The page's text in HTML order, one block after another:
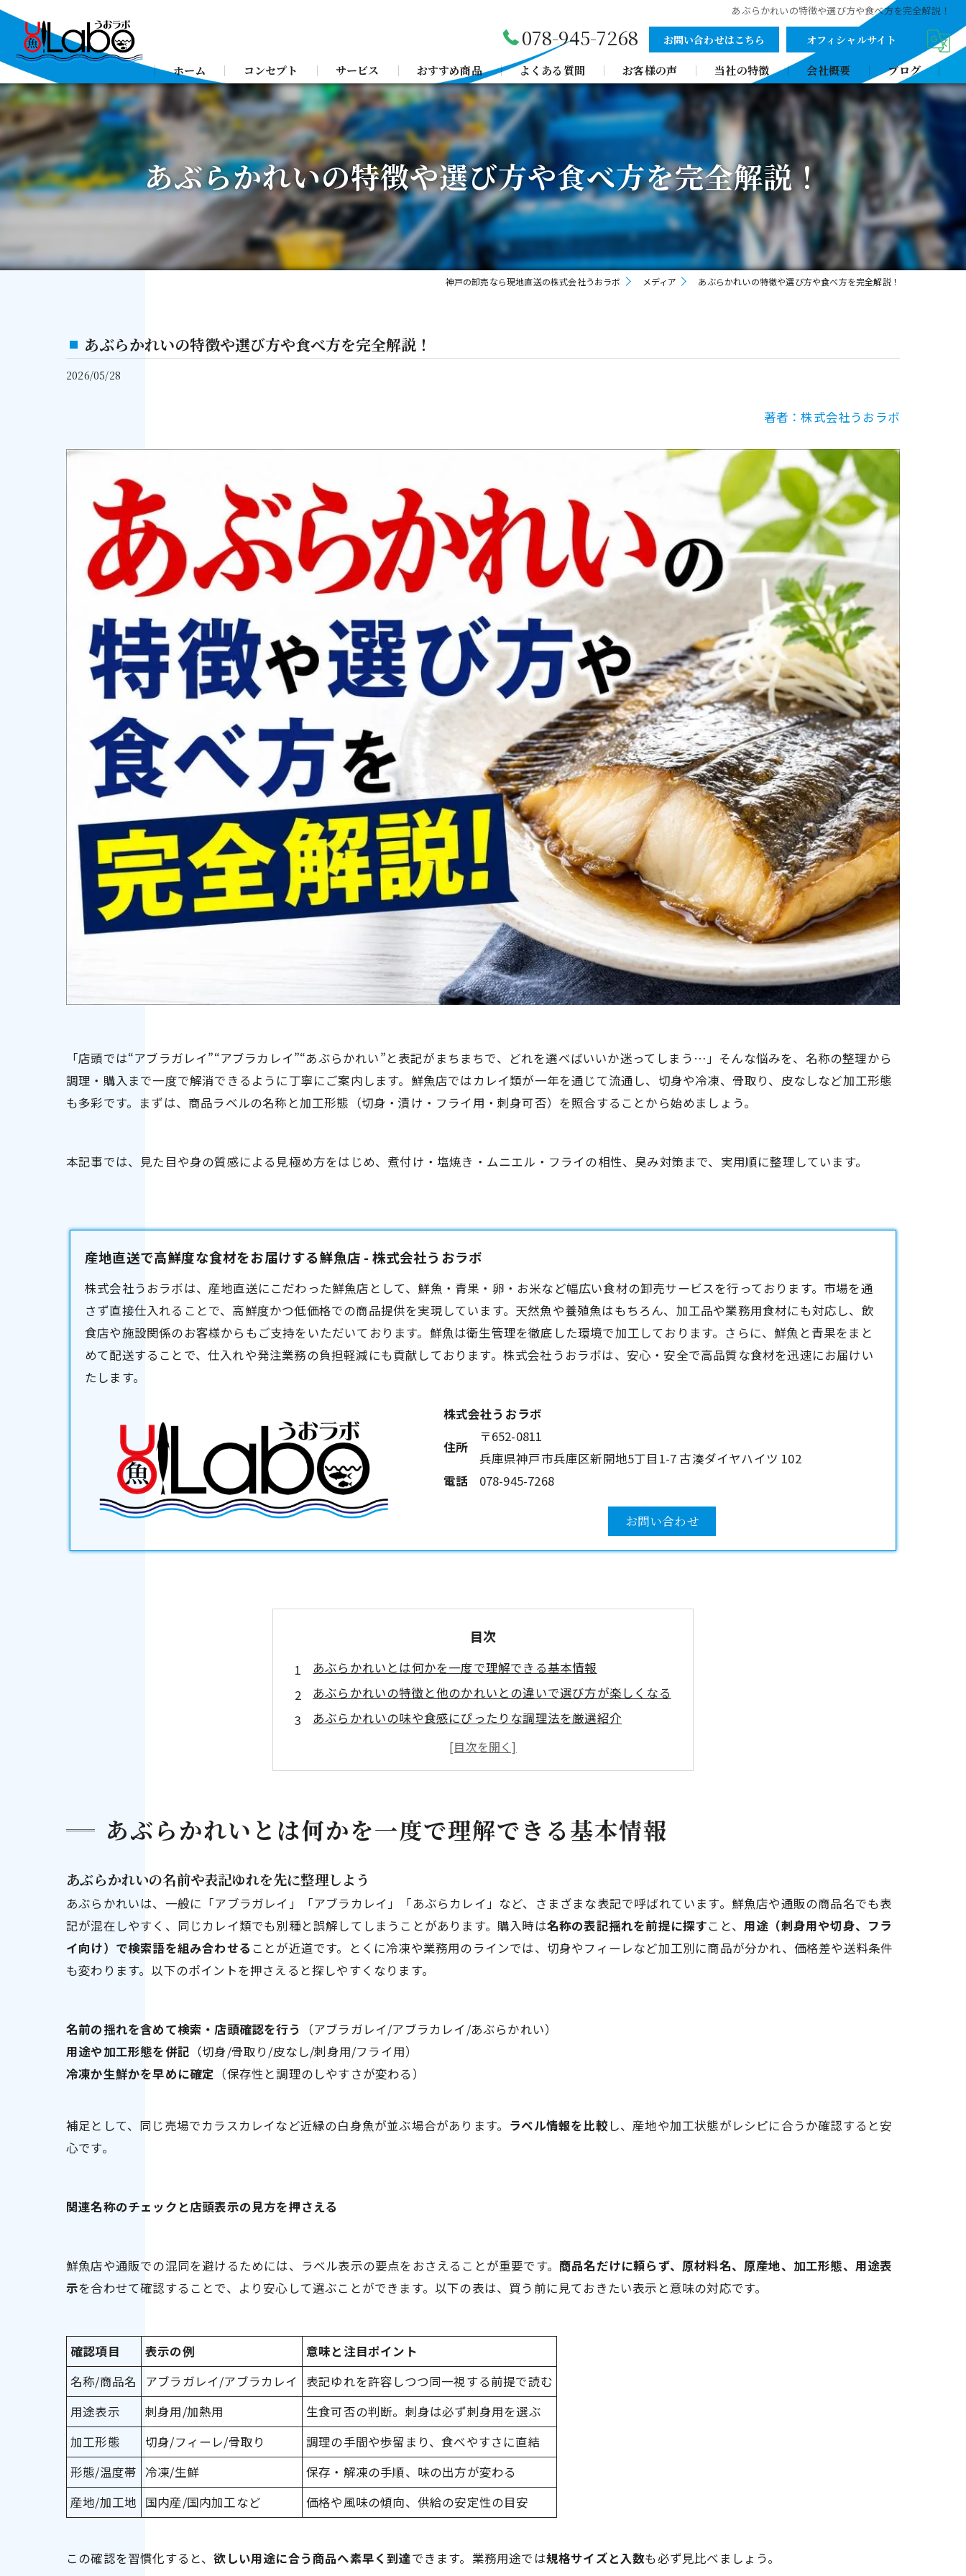
あぶらかれいの特徴や選び方や食べ方を完全解説！
078-945-7268 お問い合わせはこちら オフィシャルサイト
ホーム コンセプト サービス おすすめ商品 よくある質問 お客様の声 当社の特徴
魚
野菜
寿司屋
飲食店
施設
会社概要 ブログ
あぶらかれいの特徴や選び方や食べ方を完全解説！
神戸の卸売なら現地直送の株式会社うおラボ メディア あぶらかれいの特徴や選び方や食べ方を完全解説！
あぶらかれいの特徴や選び方や食べ方を完全解説！
2026/05/28
著者：株式会社うおラボ
「店頭では“アブラガレイ”“アブラカレイ”“あぶらかれい”と表記がまちまちで、どれを選べばいいか迷ってしまう…」そんな悩みを、名称の整理から
調理・購入まで一度で解消できるように丁寧にご案内します。鮮魚店ではカレイ類が一年を通じて流通し、切身や冷凍、骨取り、皮なしなど加工形態
も多彩です。まずは、商品ラベルの名称と加工形態（切身・漬け・フライ用・刺身可否）を照合することから始めましょう。
本記事では、見た目や身の質感による見極め方をはじめ、煮付け・塩焼き・ムニエル・フライの相性、臭み対策まで、実用順に整理しています。
産地直送で高鮮度な食材をお届けする鮮魚店 - 株式会社うおラボ
株式会社うおラボは、産地直送にこだわった鮮魚店 として、鮮魚・青果・卵・お米など幅広い食材の卸売サービスを行っております。市場を通
さず直接仕入れることで、高鮮度かつ低価格での商品提供を実現しています。天然魚や養殖魚はもちろん、加工品や業務用食材にも対応し、飲
食店や施設関係のお客様からもご支持をいただいております。鮮魚は衛生管理を徹底した環境で加工しております。さらに、鮮魚と青果をまと
めて配送することで、仕入れや発注業務の負担軽減にも貢献しております。株式会社うおラボは、安心・安全で高品質な食材を迅速にお届けい
たします。
株式会社うおラボ
住所
〒652-0811
兵庫県神戸市兵庫区新開地5丁目1-7 古湊ダイヤハイツ 102
電話
078-945-7268
お問い合わせ
目次
あぶらかれいとは何かを一度で理解できる基本情報
あぶらかれいの特徴と他のかれいとの違いで選び方が楽しくなる
あぶらかれいの味や食感にぴったりな調理法を厳選紹介
あぶらかれいの下処理や臭み対策で仕上がりが変わる秘訣
あぶらかれいのレシピから今日すぐ作れる三品を提案
会社概要
あぶらかれいとは何かを一度で理解できる基本情報
あぶらかれいの名前や表記ゆれを先に整理しよう
あぶらかれいは、一般に「アブラガレイ」「アブラカレイ」「あぶらカレイ」など、さまざまな表記で呼ばれています。鮮魚店や通販の商品名でも表
記が混在しやすく、同じカレイ類でも別種と誤解してしまうことがあります。購入時は名称の表記揺れを前提に探すこと、用途（刺身用や切身、フラ
イ向け）で検索語を組み合わせる ことが近道です。とくに冷凍や業務用のラインでは、切身やフィーレなど加工別に商品が分かれ、価格差や送料条件
も変わります。以下のポイントを押さえると探しやすくなります。
名前の揺れを含めて検索・店頭確認を行う
（アブラガレイ/アブラカレイ/あぶらかれい）
用途や加工形態を併記 （切身/骨取り/皮なし/刺身用/フライ用）
冷凍か生鮮かを早めに確定 （保存性と調理のしやすさが変わる）
補足として、同じ売場でカラスカレイなど近縁の白身魚が並ぶ場合があります。 ラベル情報を比較 し、産地や加工状態がレシピに合うか確認すると安
心です。
関連名称のチェックと店頭表示の見方を押さえる
鮮魚店や通販での混同を避けるためには、ラベル表示の要点をおさえることが重要です。 商品名だけに頼らず、原材料名、原産地、加工形態、用途表
示を合わせて確認することで、より安心して選ぶことができます。以下の表は、買う前に見ておきたい表示と意味の対応です。
確認項目 表示の例
意味と注目ポイント
名称/商品名
アブラガレイ/アブラカレイ
表記ゆれを許容しつつ同一視する前提で読む
用途表示
刺身用/加熱用
生食可否の判断。刺身は必ず刺身用を選ぶ
加工形態
切身/フィーレ/骨取り
調理の手間や歩留まり、食べやすさに直結
形態/温度帯 冷凍/生鮮
保存・解凍の手順、味の出方が変わる
産地/加工地 国内産/国内加工など 価格や風味の傾向、供給の安定性の目安
この確認を習慣化すると、欲しい用途に合う商品へ素早く到達できます。業務用途では規格サイズと入数も必ず見比べましょう。